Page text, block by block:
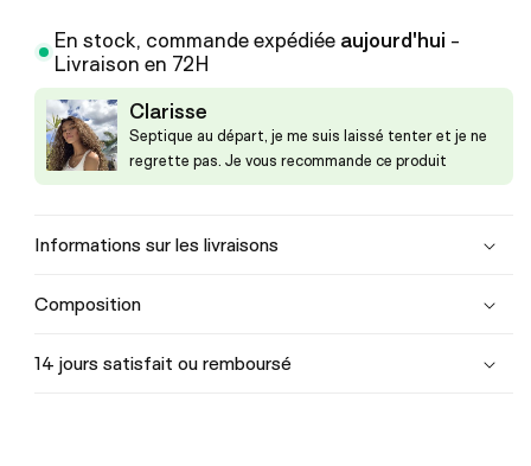
En stock, commande expédiée aujourd'hui -
Livraison en 72H
Clarisse
Septique au départ, je me suis laissé tenter et je ne
regrette pas. Je vous recommande ce produit
Informations sur les livraisons
Composition
14 jours satisfait ou remboursé